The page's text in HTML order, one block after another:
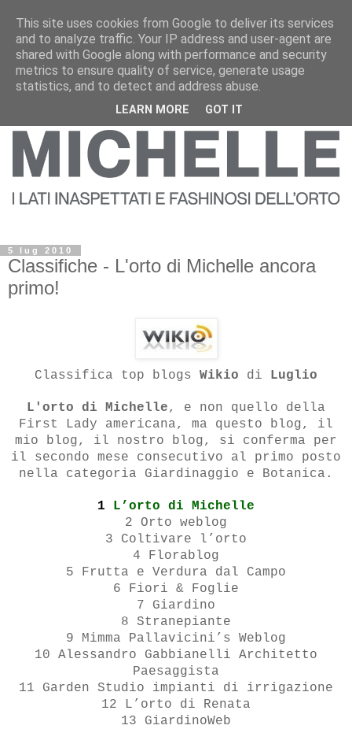
5 lug 2010
Classifiche - L'orto di Michelle ancora
primo!
Classifica top blogs Wikio di Luglio
L'orto di Michelle, e non quello della
First Lady americana, ma questo blog, il
mio blog, il nostro blog, si conferma per
il secondo mese consecutivo al primo posto
nella categoria Giardinaggio e Botanica.
1
L’orto di Michelle
2 Orto weblog
3 Coltivare l’orto
4 Florablog
5 Frutta e Verdura dal Campo
6 Fiori & Foglie
7 Giardino
8 Stranepiante
9 Mimma Pallavicini’s Weblog
10 Alessandro Gabbianelli Architetto
Paesaggista
11 Garden Studio impianti di irrigazione
12 L’orto di Renata
13 GiardinoWeb
This site uses cookies from Google to deliver its services
and to analyze traffic. Your IP address and user-agent are
shared with Google along with performance and security
metrics to ensure quality of service, generate usage
statistics, and to detect and address abuse.
LEARN MORE GOT IT